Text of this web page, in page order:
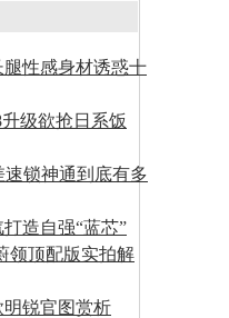
性感身材诱惑十
级欲抢日系饭
锁神通到底有多
造自强“蓝芯”
领顶配版实拍解
锐官图赏析